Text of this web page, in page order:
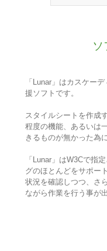
ソ
「Lunar」はカスケー
援ソフトです。
スタイルシートを作成
程度の機能、あるいは
きるものが無かった為
「Lunar」はW3Cで指
グのほとんどをサポー
状況を確認しつつ、さ
ながら作業を行う事が